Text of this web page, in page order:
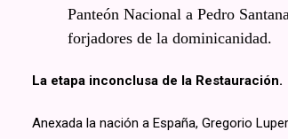
Panteón Nacional a Pedro
forjadores de la dominicanidad.
La etapa inconclusa de la Restauración.
Anexada la nación a España, Gregorio